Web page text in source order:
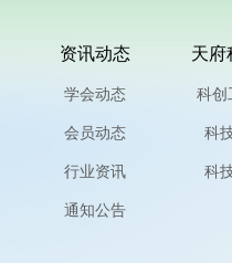
资讯动态
学会动态
会员动态
行业资讯
通知公告
天府
科创
科
科